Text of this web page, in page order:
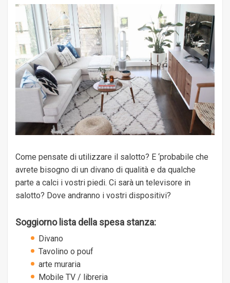
Come pensate di utilizzare il salotto? E ‘probabile che
avrete bisogno di un divano di qualità e da qualche
parte a calci i vostri piedi. Ci sarà un televisore in
salotto? Dove andranno i vostri dispositivi?
Soggiorno lista della spesa stanza:
Divano
Tavolino o pouf
arte muraria
Mobile TV / libreria